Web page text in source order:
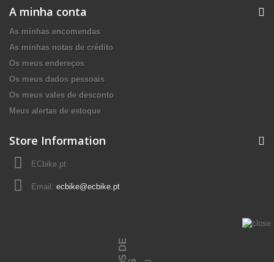
A minha conta
As minhas encomendas
As minhas notas de crédito
Os meus endereços
Os meus dados pessoais
Os meus vales de desconto
Meus alertas de estoque
Store Information
ECbike.pt
Email: ecbike@ecbike.pt